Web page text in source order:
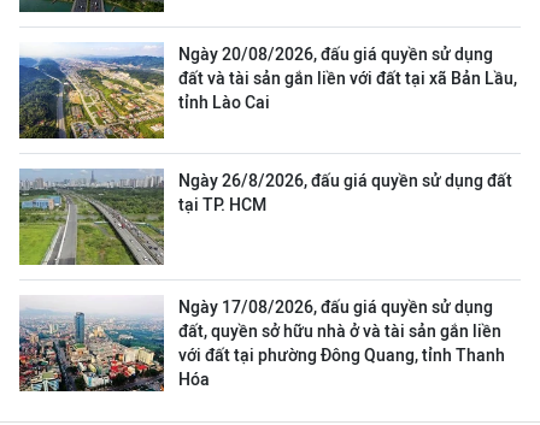
Ngày 20/08/2026, đấu giá quyền sử dụng
đất và tài sản gắn liền với đất tại xã Bản Lầu,
tỉnh Lào Cai
Ngày 26/8/2026, đấu giá quyền sử dụng đất
tại TP. HCM
Ngày 17/08/2026, đấu giá quyền sử dụng
đất, quyền sở hữu nhà ở và tài sản gắn liền
với đất tại phường Đông Quang, tỉnh Thanh
Hóa